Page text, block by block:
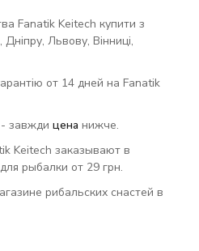
Fanatik Keitech купити з
Львову, Вінниці,
от 14 дней на Fanatik
- завжди цена нижче.
Keitech заказывают в
рыбалки от 29 грн.
рибальских снастей в